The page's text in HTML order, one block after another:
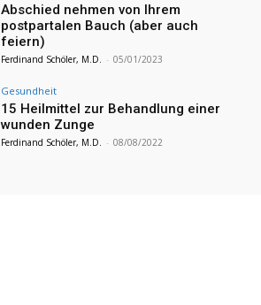
Abschied nehmen von Ihrem
postpartalen Bauch (aber auch
feiern)
Ferdinand Schöler, M.D. - 05/01/2023
Gesundheit
15 Heilmittel zur Behandlung einer
wunden Zunge
Ferdinand Schöler, M.D. - 08/08/2022